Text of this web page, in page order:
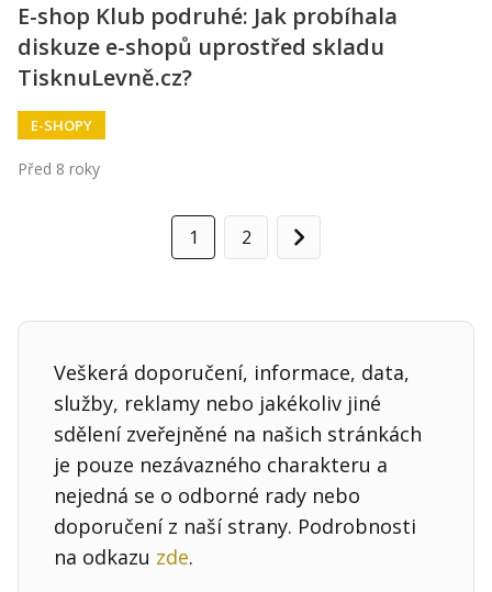
E-shop Klub podruhé: Jak probíhala
diskuze e-shopů uprostřed skladu
TisknuLevně.cz?
E-SHOPY
Před 8 roky
1 2
Další
Veškerá doporučení, informace, data,
služby, reklamy nebo jakékoliv jiné
sdělení zveřejněné na našich stránkách
je pouze nezávazného charakteru a
nejedná se o odborné rady nebo
doporučení z naší strany. Podrobnosti
na odkazu zde.